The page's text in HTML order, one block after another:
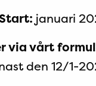
januari
via vårt
den 12/1-